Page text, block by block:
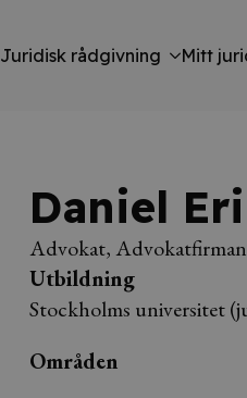
Juridisk rådgivning Mitt
Daniel
Advokat,
Utbildning
Stockholms universitet
Områden